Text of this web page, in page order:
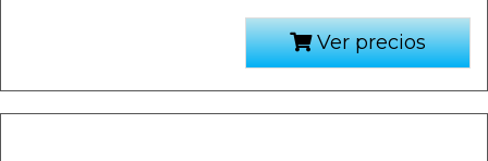
Ver precios